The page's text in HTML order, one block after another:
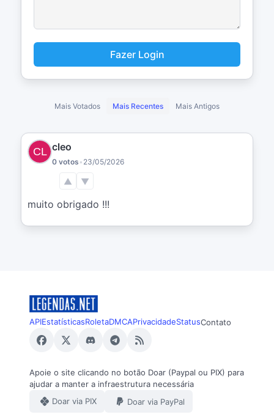
Fazer Login
Mais Votados Mais Recentes Mais Antigos
cleo
0 votos • 23/05/2026
▲ ▼
muito obrigado !!!
APIEstatísticasRoletaDMCAPrivacidadeStatusContato
Apoie o site clicando no botão Doar (Paypal ou PIX) para
ajudar a manter a infraestrutura necessária
Doar via PIX
Doar via PayPal